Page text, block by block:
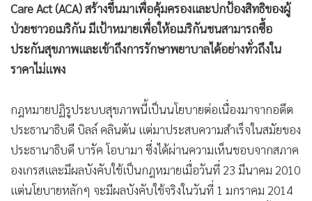
•
วิทยาศาสตร์
• SMEs
• อินโดจีน
• กองทุนรวม
• Celeb Online
• Factcheck
• ญี่ปุ่น
Care Act (ACA) สร้างขึ้นมาเพื่อคุ้มครองและปกป้องสิทธิของผู้
ป่วยชาวอเมริกัน มีเป้าหมายเพื่อให้อเมริกันชนสามารถซื้อ
ประกันสุขภาพและเข้าถึงการรักษาพยาบาลได้อย่างทั่วถึงใน
ราคาไม่แพง
กฎหมายปฏิรูประบบสุขภาพนี้เป็นนโยบายต่อเนื่องมาจากอดีต
ประธานาธิบดี บิลล์ คลินตัน แต่มาประสบความสำเร็จในสมัยของ
ประธานาธิบดี บารัค โอบามา ซึ่งได้ผ่านความเห็นชอบจากสภาค
องเกรสและมีผลบังคับใช้เป็นกฎหมายเมื่อวันที่ 23 มีนาคม 2010
แต่นโยบายหลักๆ จะมีผลบังคับใช้จริงในวันที่ 1 มกราคม 2014